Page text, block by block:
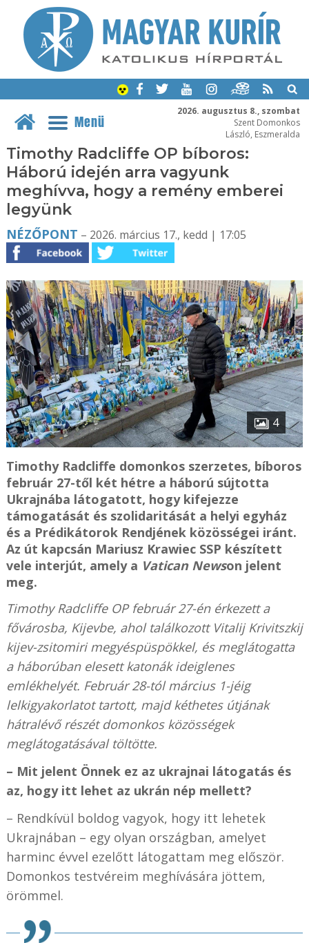
2026. augusztus 8., szombat
Szent Domonkos
László, Eszmeralda
Menü
Timothy Radcliffe OP bíboros:
Háború idején arra vagyunk
meghívva, hogy a remény emberei
legyünk
NÉZŐPONT – 2026. március 17., kedd | 17:05
4
Timothy Radcliffe domonkos szerzetes, bíboros
február 27-től két hétre a háború sújtotta
Ukrajnába látogatott, hogy kifejezze
támogatását és szolidaritását a helyi egyház
és a Prédikátorok Rendjének közösségei iránt.
Az út kapcsán Mariusz Krawiec SSP készített
vele interjút, amely a Vatican Newson jelent
meg.
Timothy Radcliffe OP február 27-én érkezett a
fővárosba, Kijevbe, ahol találkozott Vitalij Krivitszkij
kijev-zsitomiri megyéspüspökkel, és meglátogatta
a háborúban elesett katonák ideiglenes
emlékhelyét. Február 28-tól március 1-jéig
lelkigyakorlatot tartott, majd kéthetes útjának
hátralévő részét domonkos közösségek
meglátogatásával töltötte.
– Mit jelent Önnek ez az ukrajnai látogatás és
az, hogy itt lehet az ukrán nép mellett?
– Rendkívül boldog vagyok, hogy itt lehetek
Ukrajnában – egy olyan országban, amelyet
harminc évvel ezelőtt látogattam meg először.
Domonkos testvéreim meghívására jöttem,
örömmel.